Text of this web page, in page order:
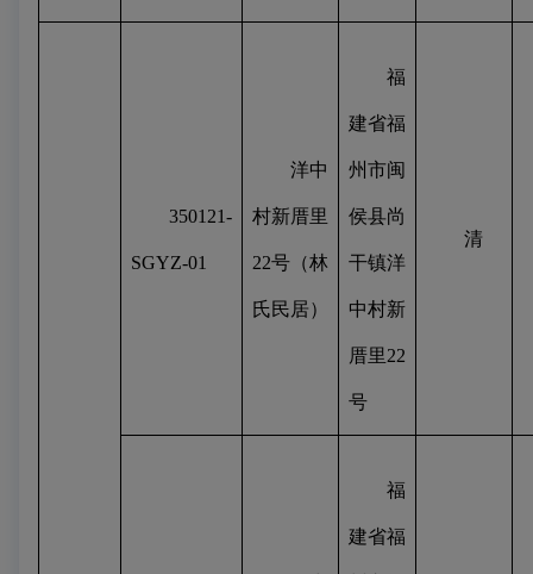
350121-
SGYZ-01
洋中
村新厝里
22号（林
氏民居）
福
建省福
州市闽
侯县尚
干镇洋
中村新
厝里22
号
清
福
建省福